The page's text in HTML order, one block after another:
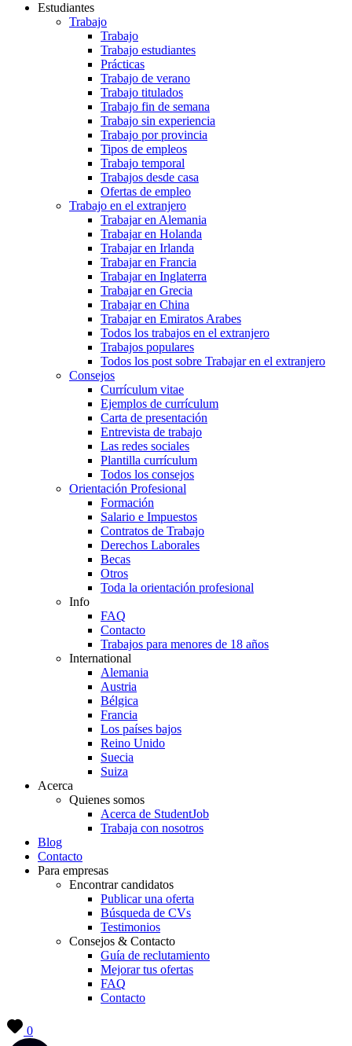
Estudiantes
Trabajo
Trabajo
Trabajo estudiantes
Prácticas
Trabajo de verano
Trabajo titulados
Trabajo fin de semana
Trabajo sin experiencia
Trabajo por provincia
Tipos de empleos
Trabajo temporal
Trabajos desde casa
Ofertas de empleo
Trabajo en el extranjero
Trabajar en Alemania
Trabajar en Holanda
Trabajar en Irlanda
Trabajar en Francia
Trabajar en Inglaterra
Trabajar en Grecia
Trabajar en China
Trabajar en Emiratos Arabes
Todos los trabajos en el extranjero
Trabajos populares
Todos los post sobre Trabajar en el extranjero
Consejos
Currículum vitae
Ejemplos de currículum
Carta de presentación
Entrevista de trabajo
Las redes sociales
Plantilla currículum
Todos los consejos
Orientación Profesional
Formación
Salario e Impuestos
Contratos de Trabajo
Derechos Laborales
Becas
Otros
Toda la orientación profesional
Info
FAQ
Contacto
Trabajos para menores de 18 años
International
Alemania
Austria
Bélgica
Francia
Los países bajos
Reino Unido
Suecia
Suiza
Acerca
Quienes somos
Acerca de StudentJob
Trabaja con nosotros
Blog
Contacto
Para empresas
Encontrar candidatos
Publicar una oferta
Búsqueda de CVs
Testimonios
Consejos & Contacto
Guía de reclutamiento
Mejorar tus ofertas
FAQ
Contacto
0